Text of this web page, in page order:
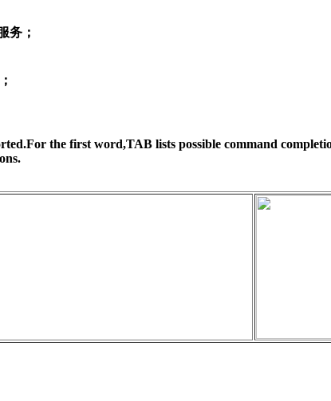
the first word,TAB lists possible command